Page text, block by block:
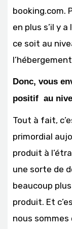
booking.com.
en plus s’il y
ce soit au
Donc, vous
positif au
Tout à fait,
primordial
produit à
une sorte de
beaucoup
produit. Et
nous